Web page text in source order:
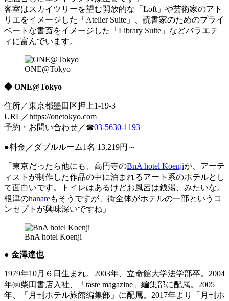
客室はスカイツリーを望む開放的な「Loft」や芸術家のアト
リエをイメージした「Atelier Suite」、読書家のためのプライ
ベートな書斎をイメージした「Library Suite」などバラエテ
ィに富んでいます。
ONE@Tokyo
◆ ONE@Tokyo
住所／東京都墨田区押上1-19-3
URL／https://onetokyo.com
予約・お問い合わせ／☎03-5630-1193
●料金／ダブルルーム1名 13,219円～
「東京だったら他にも、高円寺のBnA hotel Koenjiが、アーテ
ィストが制作した作品の中に泊まれるアート系のホテルとし
て面白いです。トイレはあるけどお風呂は銭湯、みたいな。
根津のhanareもそうですが、街全体がホテルの一部というコ
ンセプトが興味深いですね」
BnA hotel Koenji
● 金澤達也
1979年10月６日生まれ。2003年、立命館大学法学部卒。2004
年㈱柴田書店入社、「taste magazine」編集部に配属。2005
年、「月刊ホテル旅館編集部」に配属。2017年より「月刊ホ